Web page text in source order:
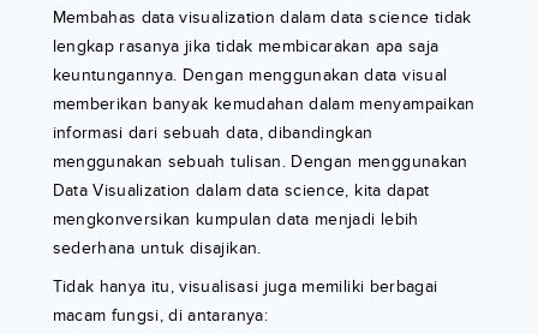
Membahas data visualization dalam data science tidak
lengkap rasanya jika tidak membicarakan apa saja
keuntungannya. Dengan menggunakan data visual
memberikan banyak kemudahan dalam menyampaikan
informasi dari sebuah data, dibandingkan
menggunakan sebuah tulisan. Dengan menggunakan
Data Visualization dalam data science, kita dapat
mengkonversikan kumpulan data menjadi lebih
sederhana untuk disajikan.
Tidak hanya itu, visualisasi juga memiliki berbagai
macam fungsi, di antaranya: